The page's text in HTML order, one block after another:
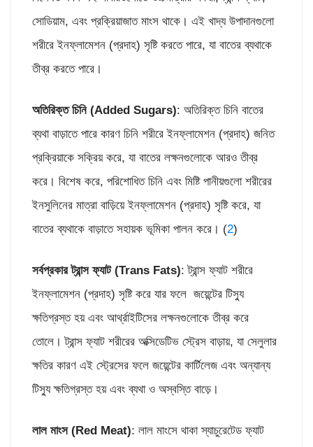
সোডিয়াম, এবং প্রক্রিয়াজাত মাংস থাকে। এই খাদ্য উপাদানগুলো
শরীরে ইনফ্লামেশন (প্রদাহ) সৃষ্টি করতে পারে, যা বাতের ব্যথাকে
তীব্র করতে পারে।
অতিরিক্ত চিনি (Added Sugars): অতিরিক্ত চিনি বাতের
ব্যথা বাড়াতে পারে কারণ চিনি শরীরে ইনফ্লামেশন (প্রদাহ) জনিত
প্রক্রিয়াকে সক্রিয় করে, যা বাতের লক্ষনগুলোকে আরও তীব্র
করে। বিশেষ করে, পরিশোধিত চিনি এবং মিষ্টি পানীয়গুলো শরীরের
ইনসুলিনের মাত্রা বাড়িয়ে ইনফ্লামেশন (প্রদাহ) সৃষ্টি করে, যা
বাতের ব্যথাকে বাড়াতে সহায়ক ভূমিকা পালন করে। (2)
সর্বপ্রকার ট্রান্স ফ্যাট (Trans Fats): ট্রান্স ফ্যাট শরীরে
ইনফ্লামেশন (প্রদাহ) সৃষ্টি করে যার ফলে জয়েন্টের টিস্যু
ক্ষতিগ্রস্ত হয় এবং আর্থ্রাইটিসের লক্ষনগুলোকে তীব্র করে
তোলে। ট্রান্স ফ্যাট শরীরের অক্সিডেটিভ স্ট্রেস বাড়ায়, যা সেলুলার
ক্ষতির কারণ এই স্ট্রেসের ফলে জয়েন্টের কার্টিলেজ এবং অন্যান্য
টিস্যু ক্ষতিগ্রস্ত হয় এবং ব্যথা ও অস্বস্তি বাড়ে।
লাল মাংস (Red Meat): লাল মাংসে থাকা স্যাচুরেটেড ফ্যাট